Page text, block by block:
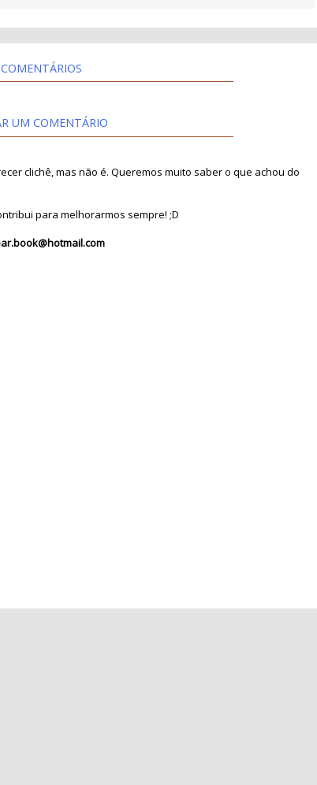
UM COMENTÁRIO
clichê, mas não é. Queremos muito saber o que achou do
para melhorarmos sempre! ;D